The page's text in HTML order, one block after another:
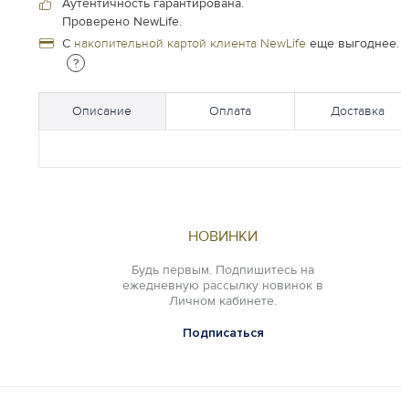
Аутентичность гарантирована.
Проверено NewLife.
С накопительной картой клиента NewLife еще выгоднее.
?
Описание Оплата Доставка
НОВИНКИ
Будь первым. Подпишитесь на
ежедневную рассылку новинок в
Личном кабинете.
Подписаться